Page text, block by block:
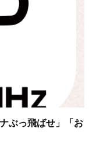
ぶっ飛ばせ」「お